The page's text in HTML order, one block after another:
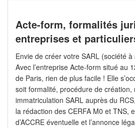
Acte-form, formalités
entreprises et
Envie de créer votre SARL (société
Avec l’entreprise Acte-form situé au
de Paris, rien de plus facile ! Elle
soit formalité, procédure de création,
immatriculation SARL auprès du
la rédaction des CERFA M0 et TNS,
d’ACCRE éventuelle et l’annonce